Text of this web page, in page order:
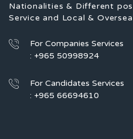
Nationalities & Different
Service and Local &
For Companies Services
: +965 50998924
For Candidates Services
: +965 66694610